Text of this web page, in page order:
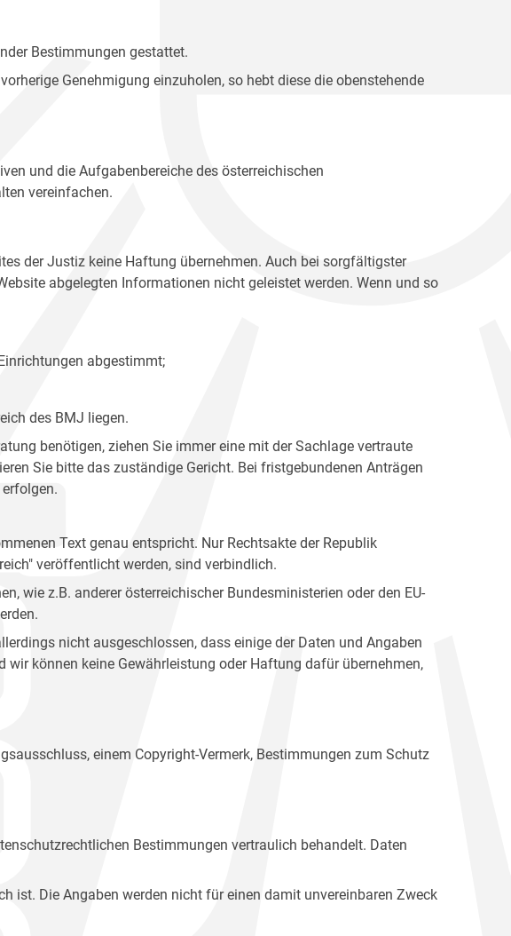
Bestimmungen gestattet.
Genehmigung einzuholen, so hebt diese die obenstehende
und die Aufgabenbereiche des österreichischen
vereinfachen.
der Justiz keine Haftung übernehmen. Auch bei sorgfältigster
abgelegten Informationen nicht geleistet werden. Wenn und so
abgestimmt;
des BMJ liegen.
benötigen, ziehen Sie immer eine mit der Sachlage vertraute
Sie bitte das zuständige Gericht. Bei fristgebundenen Anträgen
Text genau entspricht. Nur Rechtsakte der Republik
veröffentlicht werden, sind verbindlich.
wie z.B. anderer österreichischer Bundesministerien oder den EU-
nicht ausgeschlossen, dass einige der Daten und Angaben
können keine Gewährleistung oder Haftung dafür übernehmen,
einem Copyright-Vermerk, Bestimmungen zum Schutz
Bestimmungen vertraulich behandelt. Daten
ist. Die Angaben werden nicht für einen damit unvereinbaren Zweck